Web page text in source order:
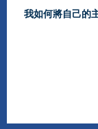
我如何將自己的